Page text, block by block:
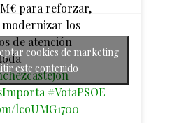
para reforzar,
los
de atención
#VotaPSOE
lcoUMG1700
cookies de marketing
este contenido